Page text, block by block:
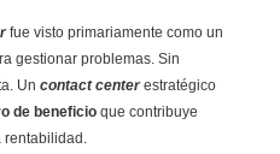
fue visto primariamente como un
gestionar problemas. Sin
Un contact centerestratégico
de beneficioque contribuye